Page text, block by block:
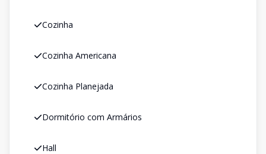
Cozinha
Cozinha Americana
Cozinha Planejada
Dormitório com Armários
Hall